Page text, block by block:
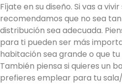
Fíjate en su diseño. Si vas a
recomendamos que no sea
distribución sea adecuada.
para ti pueden ser más
habitación sea grande o que
También piensa si quieres un
prefieres emplear para tu